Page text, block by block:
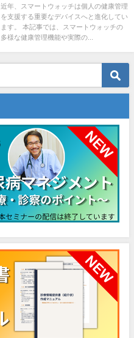
近年、スマートウォッチは個人の健康管理
を支援する重要なデバイスへと進化してい
ます。 本記事では、スマートウォッチの
多様な健康管理機能や実際の...